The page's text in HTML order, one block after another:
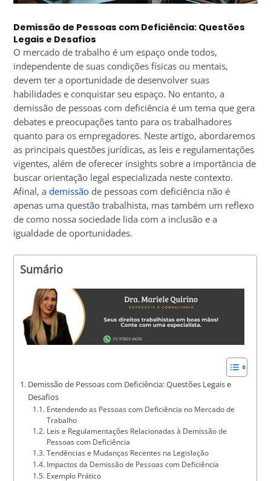
Demissão de Pessoas com Deficiência: Questões
Legais e Desafios
O mercado de trabalho é um espaço onde todos,
independente de suas condições físicas ou mentais,
devem ter a oportunidade de desenvolver suas
habilidades e conquistar seu espaço. No entanto, a
demissão de pessoas com deficiência é um tema que gera
debates e preocupações tanto para os trabalhadores
quanto para os empregadores. Neste artigo, abordaremos
as principais questões jurídicas, as leis e regulamentações
vigentes, além de oferecer insights sobre a importância de
buscar orientação legal especializada neste contexto.
Afinal, ademissão de pessoas com deficiência não é
apenas uma questão trabalhista, mas também um reflexo
de como nossa sociedade lida com a inclusão e a
igualdade de oportunidades.
Sumário
Demissão de Pessoas com Deficiência: Questões Legais e
Desafios
Entendendo as Pessoas com Deficiência no Mercado de
Trabalho
Leis e Regulamentações Relacionadas à Demissão de
Pessoas com Deficiência
Tendências e Mudanças Recentes na Legislação
Impactos da Demissão de Pessoas com Deficiência
Exemplo Prático